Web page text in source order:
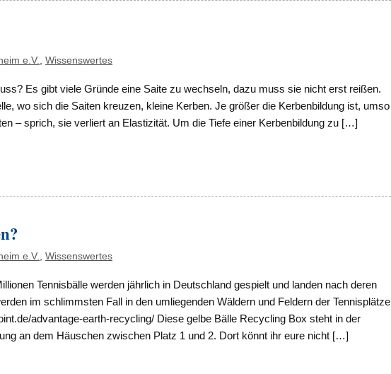
e.V. Wissenswertes
Es gibt viele Gründe eine Saite zu wechseln, dazu muss sie nicht erst reißen.
wo sich die Saiten kreuzen, kleine Kerben. Je größer die Kerbenbildung ist, umso
– sprich, sie verliert an Elastizität. Um die Tiefe einer Kerbenbildung zu […]
e.V., Wissenswertes
Tennisbälle werden jährlich in Deutschland gespielt und landen nach deren
im schlimmsten Fall in den umliegenden Wäldern und Feldern der Tennisplätze
advantage-earth-recycling/ Diese gelbe Bälle Recycling Box steht in der
an dem Häuschen zwischen Platz 1 und 2. Dort könnt ihr eure nicht […]